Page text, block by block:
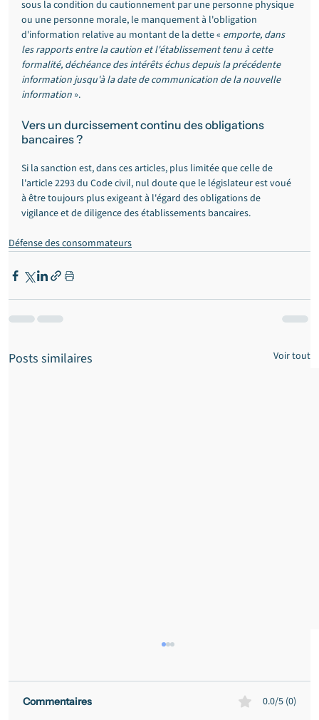
sous la condition du cautionnement par une personne physique
ou une personne morale, le manquement à l'obligation
d'information relative au montant de la dette « emporte, dans
les rapports entre la caution et l'établissement tenu à cette
formalité, déchéance des intérêts échus depuis la précédente
information jusqu'à la date de communication de la nouvelle
information ».
Vers un durcissement continu des obligations
bancaires ?
Si la sanction est, dans ces articles, plus limitée que celle de
l'article 2293 du Code civil, nul doute que le législateur est voué
à être toujours plus exigeant à l'égard des obligations de
vigilance et de diligence des établissements bancaires.
Défense des consommateurs
Posts similaires Voir tout
Commentaires 0.0/5 (0)